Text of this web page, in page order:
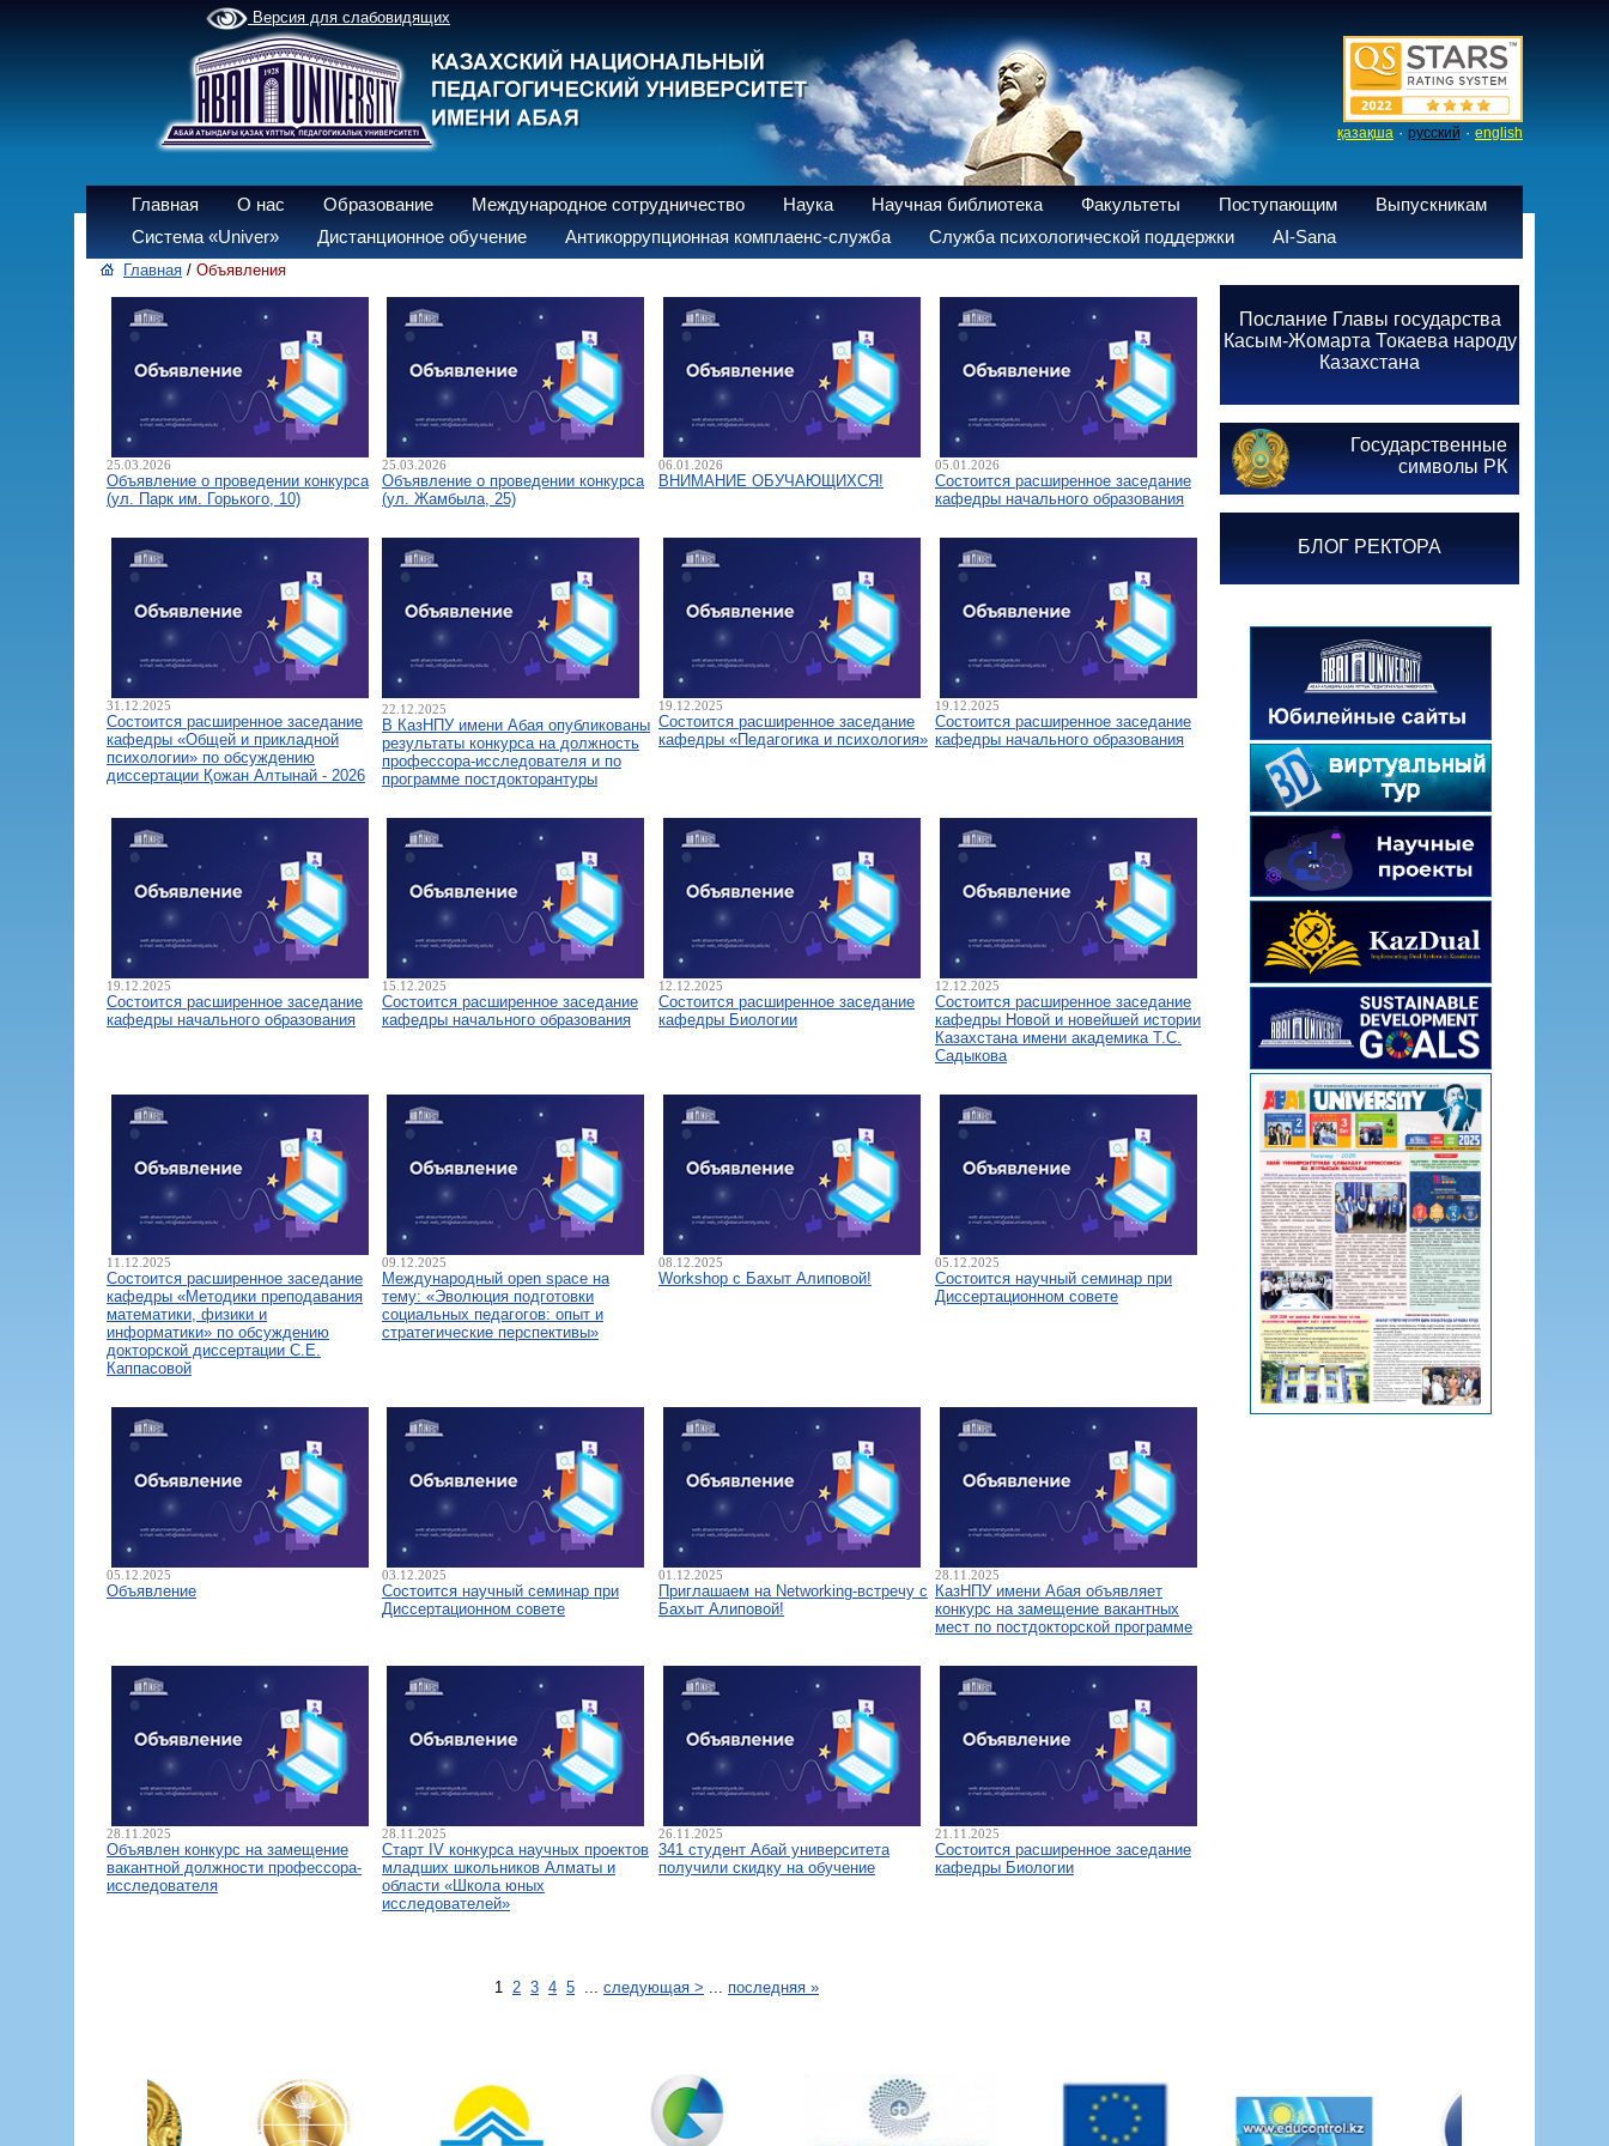
Версия для слабовидящих
қазақша · русский · english
Главная О нас Образование Международное сотрудничество Наука Научная библиотека Факультеты Поступающим
Выпускникам
Система «Univer»
Дистанционное обучение Антикоррупционная комплаенс-служба Служба психологической поддержки AI-Sana
Главная / Объявления
25.03.2026
Объявление о проведении конкурса
(ул. Парк им. Горького, 10)
25.03.2026
Объявление о проведении конкурса
(ул. Жамбыла, 25)
06.01.2026
ВНИМАНИЕ ОБУЧАЮЩИХСЯ!
05.01.2026
Состоится расширенное заседание
кафедры начального образования
31.12.2025
Состоится расширенное заседание
кафедры «Общей и прикладной
психологии» по обсуждению
диссертации Қожан Алтынай - 2026
22.12.2025
В КазНПУ имени Абая опубликованы
результаты конкурса на должность
профессора-исследователя и по
программе постдокторантуры
19.12.2025
Состоится расширенное заседание
кафедры «Педагогика и психология»
19.12.2025
Состоится расширенное заседание
кафедры начального образования
19.12.2025
Состоится расширенное заседание
кафедры начального образования
15.12.2025
Состоится расширенное заседание
кафедры начального образования
12.12.2025
Состоится расширенное заседание
кафедры Биологии
12.12.2025
Состоится расширенное заседание
кафедры Новой и новейшей истории
Казахстана имени академика Т.С.
Садыкова
11.12.2025
Состоится расширенное заседание
кафедры «Методики преподавания
математики, физики и
информатики» по обсуждению
докторской диссертации С.Е.
Каппасовой
09.12.2025
Международный open space на
тему: «Эволюция подготовки
социальных педагогов: опыт и
стратегические перспективы»
08.12.2025
Workshop с Бахыт Алиповой!
05.12.2025
Состоится научный семинар при
Диссертационном совете
05.12.2025
Объявление
03.12.2025
Состоится научный семинар при
Диссертационном совете
01.12.2025
Приглашаем на Networking-встречу с
Бахыт Алиповой!
28.11.2025
КазНПУ имени Абая объявляет
конкурс на замещение вакантных
мест по постдокторской программе
28.11.2025
Объявлен конкурс на замещение
вакантной должности профессора-
исследователя
28.11.2025
Старт IV конкурса научных проектов
младших школьников Алматы и
области «Школа юных
исследователей»
26.11.2025
341 студент Абай университета
получили скидку на обучение
21.11.2025
Состоится расширенное заседание
кафедры Биологии
1 2 3 4 5 ... следующая > ... последняя »
Послание Главы государства
Касым-Жомарта Токаева народу
Казахстана
Государственные
символы РК
БЛОГ РЕКТОРА